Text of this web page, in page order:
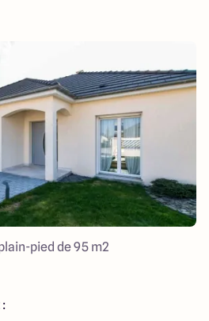
pied de 95 m2